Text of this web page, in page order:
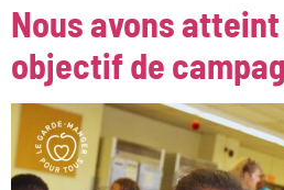
Nous avons
objectif de